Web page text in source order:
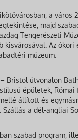
a
majd
Tengerészeti
kisvárosával. Az
múzeum.
Bristol útvonalon
épületek,
állított és
a dél-angliai
szabad program,